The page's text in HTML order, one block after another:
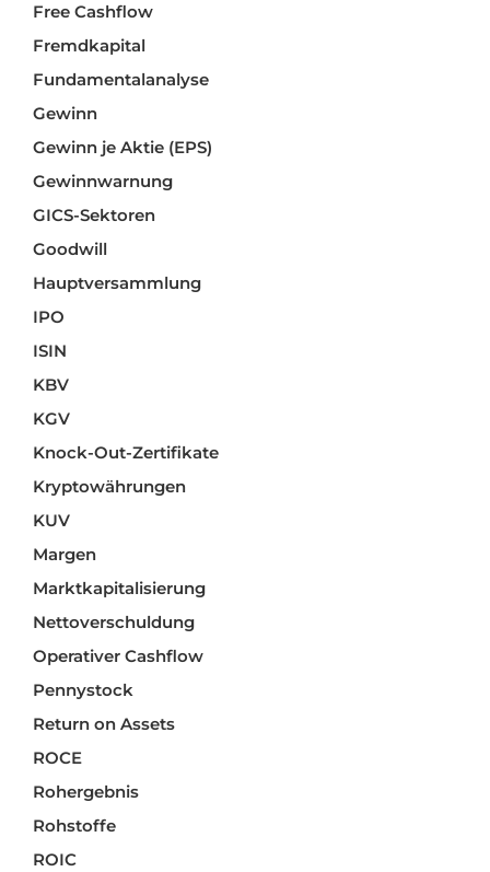
Free Cashflow
Fremdkapital
Fundamentalanalyse
Gewinn
Gewinn je Aktie (EPS)
Gewinnwarnung
GICS-Sektoren
Goodwill
Hauptversammlung
IPO
ISIN
KBV
KGV
Knock-Out-Zertifikate
Kryptowährungen
KUV
Margen
Marktkapitalisierung
Nettoverschuldung
Operativer Cashflow
Pennystock
Return on Assets
ROCE
Rohergebnis
Rohstoffe
ROIC